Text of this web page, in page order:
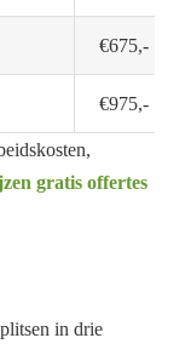
€675,-
€975,-
gratis offertes
in drie